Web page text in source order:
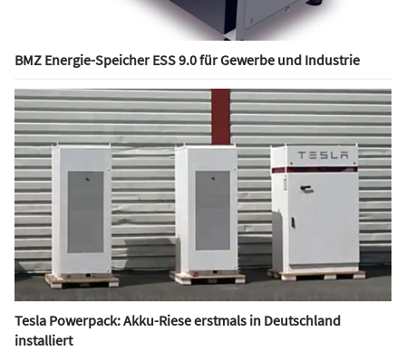
BMZ Energie-Speicher ESS 9.0 für Gewerbe und Industrie
Tesla Powerpack: Akku-Riese erstmals in Deutschland
installiert